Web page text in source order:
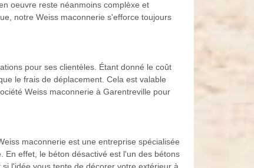
oeuvre reste néanmoins complèxe et
notre Weiss maconnerie s'efforce toujours
pour ses clientèles. Étant donné le coût
le frais de déplacement. Cela est valable
Weiss maconnerie à Garentreville pour
maconnerie est une entreprise spécialisée
effet, le béton désactivé est l'un des bétons